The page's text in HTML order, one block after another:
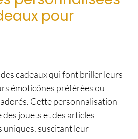
pour
cadeaux qui font briller leurs
émoticônes préférées ou
Cette personnalisation
jouets et des articles
uniques, suscitant leur